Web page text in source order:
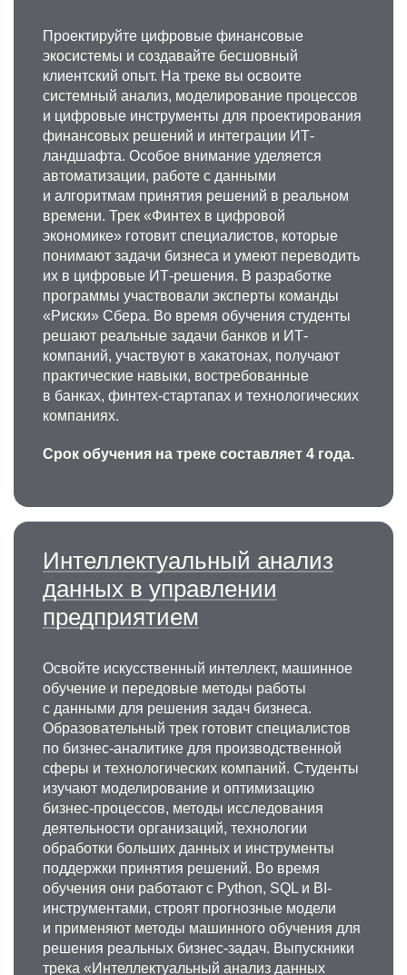
Проектируйте цифровые финансовые
экосистемы и создавайте бесшовный
клиентский опыт. На треке вы освоите
системный анализ, моделирование процессов
и цифровые инструменты для проектирования
финансовых решений и интеграции ИТ-
ландшафта. Особое внимание уделяется
автоматизации, работе с данными
и алгоритмам принятия решений в реальном
времени. Трек «Финтех в цифровой
экономике» готовит специалистов, которые
понимают задачи бизнеса и умеют переводить
их в цифровые ИТ-решения. В разработке
программы участвовали эксперты команды
«Риски» Сбера. Во время обучения студенты
решают реальные задачи банков и ИТ-
компаний, участвуют в хакатонах, получают
практические навыки, востребованные
в банках, финтех‑стартапах и технологических
компаниях.
Срок обучения на треке составляет 4 года.
Интеллектуальный анализ
данных в управлении
предприятием
Освойте искусственный интеллект, машинное
обучение и передовые методы работы
с данными для решения задач бизнеса.
Образовательный трек готовит специалистов
по бизнес-аналитике для производственной
сферы и технологических компаний. Студенты
изучают моделирование и оптимизацию
бизнес-процессов, методы исследования
деятельности организаций, технологии
обработки больших данных и инструменты
поддержки принятия решений. Во время
обучения они работают с Python, SQL и BI-
инструментами, строят прогнозные модели
и применяют методы машинного обучения для
решения реальных бизнес-задач. Выпускники
трека «Интеллектуальный анализ данных